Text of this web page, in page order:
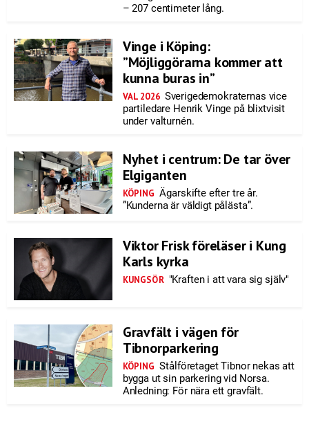
– 207 centimeter lång.
Vinge i Köping:
”Möjliggörarna kommer att
kunna buras in”
VAL 2026 Sverigedemokraternas vice
partiledare Henrik Vinge på blixtvisit
under valturnén.
Nyhet i centrum: De tar över
Elgiganten
KÖPING Ägarskifte efter tre år.
”Kunderna är väldigt pålästa”.
Viktor Frisk föreläser i Kung
Karls kyrka
KUNGSÖR "Kraften i att vara sig själv"
Gravfält i vägen för
Tibnorparkering
KÖPING Stålföretaget Tibnor nekas att
bygga ut sin parkering vid Norsa.
Anledning: För nära ett gravfält.